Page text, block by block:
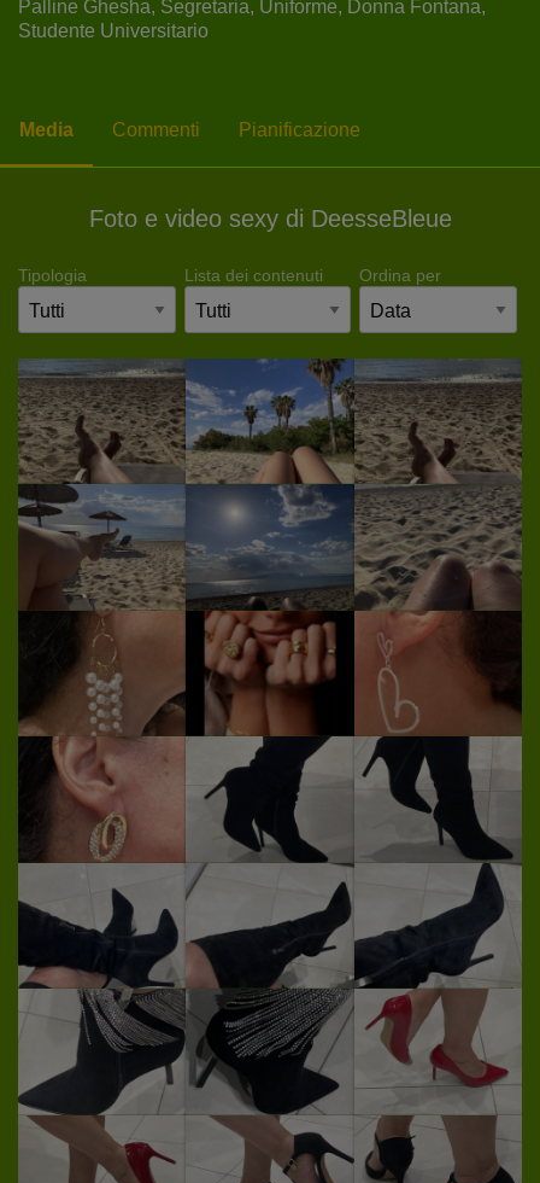
Palline Ghesha, Segretaria, Uniforme, Donna Fontana,
Studente Universitario
Media Commenti Pianificazione
Foto e video sexy di DeesseBleue
Tipologia Lista dei contenuti Ordina per